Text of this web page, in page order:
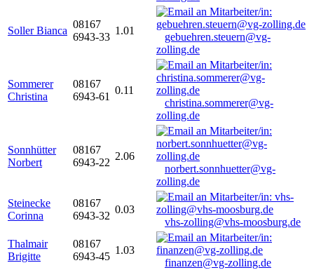
Soller Bianca
08167
6943-33
1.01
gebuehren.steuern@vg-
zolling.de
Sommerer
Christina
08167
6943-61
0.11
christina.sommerer@vg-
zolling.de
Sonnhütter
Norbert
08167
6943-22
2.06
norbert.sonnhuetter@vg-
zolling.de
Steinecke
Corinna
08167
6943-32
0.03
vhs-zolling@vhs-moosburg.de
Thalmair
Brigitte
08167
6943-45
1.03
finanzen@vg-zolling.de